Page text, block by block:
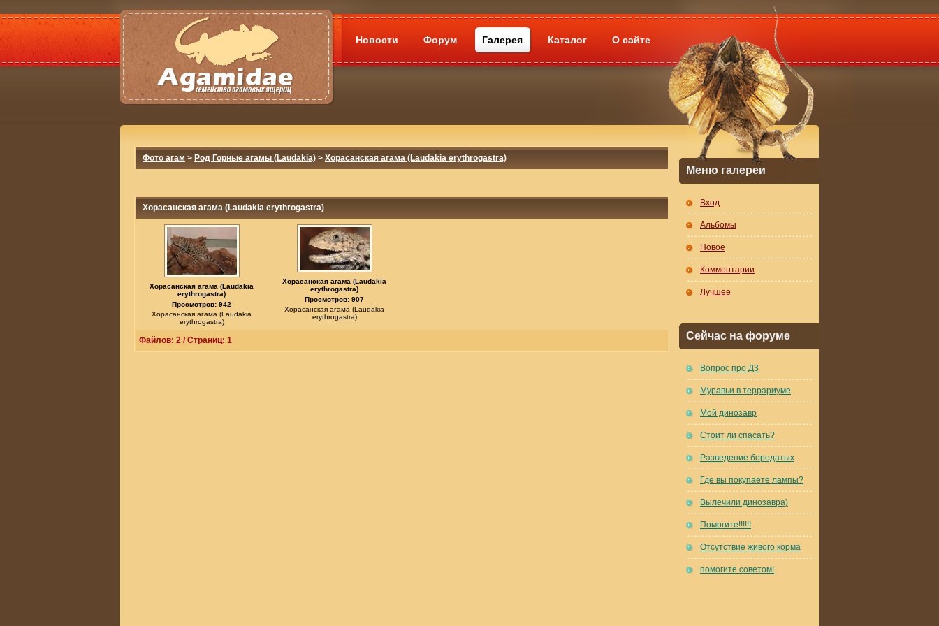
Новости Форум Галерея Каталог О сайте
Фото агам > Род Горные агамы (Laudakia) > Хорасанская агама (Laudakia erythrogastra)
Хорасанская агама (Laudakia erythrogastra)
Хорасанская агама (Laudakia
erythrogastra)
Просмотров: 942
Хорасанская агама (Laudakia
erythrogastra)
Хорасанская агама (Laudakia
erythrogastra)
Просмотров: 907
Хорасанская агама (Laudakia
erythrogastra)
Файлов: 2 / Страниц: 1
Меню галереи
Вход
Альбомы
Новое
Комментарии
Лучшее
Сейчас на форуме
Вопрос про Д3
Муравьи в террариуме
Мой динозавр
Стоит ли спасать?
Разведение бородатых
Где вы покупаете лампы?
Вылечили динозавра)
Помогите!!!!!!
Отсутствие живого корма
помогите советом!